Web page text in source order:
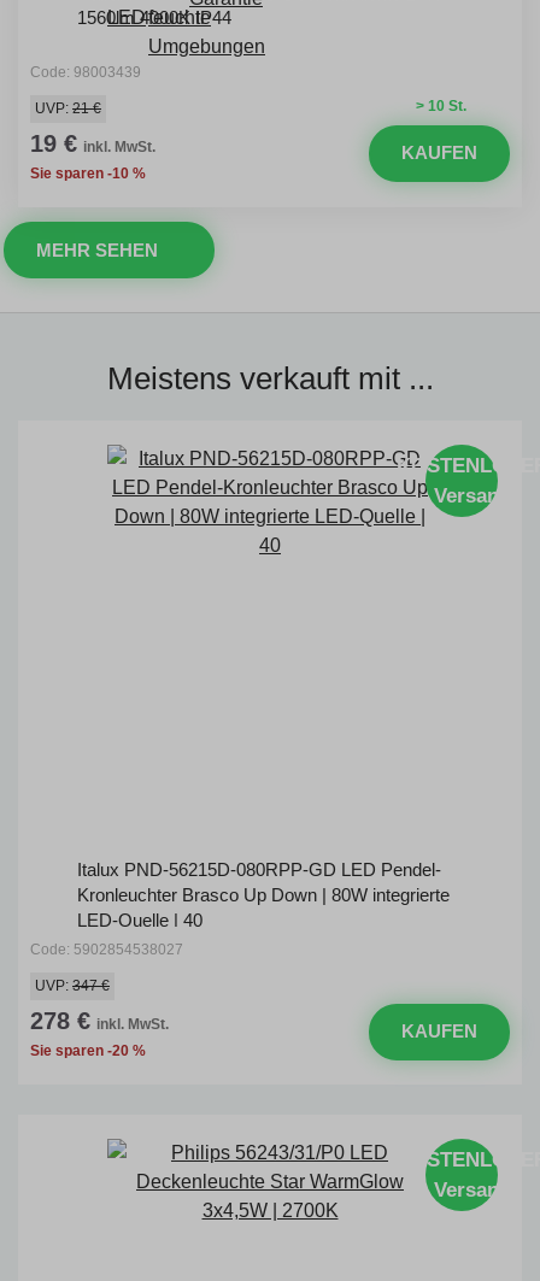
1560lm 4000K IP44
Code: 98003439
> 10 St.
UVP: 21 €
19 € inkl. MwSt.
Sie sparen -10 %
KAUFEN
MEHR SEHEN
Meistens verkauft mit ...
Versand
Italux PND-56215D-080RPP-GD LED Pendel-
Kronleuchter Brasco Up Down | 80W integrierte
LED-Quelle | 40
Code: 5902854538027
UVP: 347 €
278 € inkl. MwSt.
Sie sparen -20 %
KAUFEN
Versand